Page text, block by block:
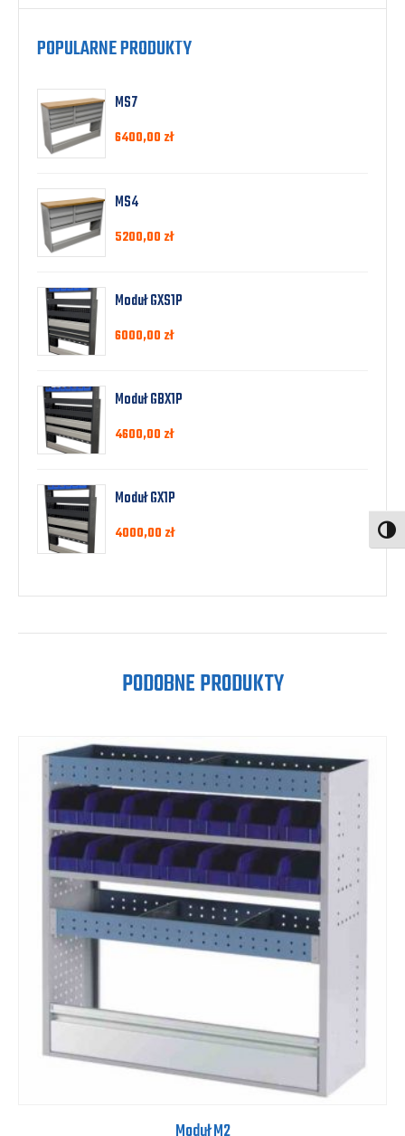
POPULARNE PRODUKTY
MS7
6400,00 zł
MS4
5200,00 zł
Moduł GXS1P
6000,00 zł
Moduł GBX1P
4600,00 zł
Moduł GX1P
4000,00 zł
PODOBNE PRODUKTY